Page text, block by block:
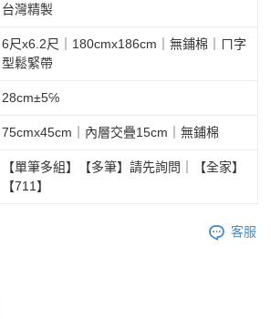
台灣精製
6尺x6.2尺｜180cmx186cm｜無鋪棉｜ㄇ字
型鬆緊帶
28cm±5℅
75cmx45cm｜內層交疊15cm｜無鋪棉
【單筆多組】【多筆】請先詢問｜【全家】
【711】
客服